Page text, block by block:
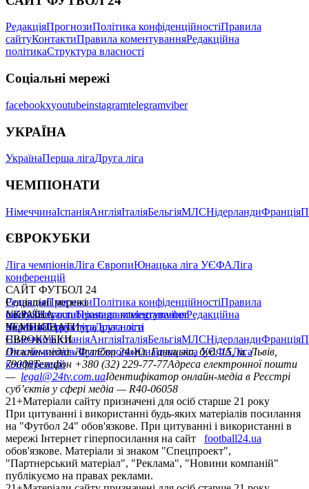
РедакціяПрогнозиПолітика конфіденційностіПравила
сайтуКонтактиПравила коментуванняРедакційна
політикаСтруктура власності
Соціальні мережі
facebookxyoutubeinstagramtelegramviber
УКРАЇНА
УкраїнаПерша лігаДруга ліга
ЧЕМПІОНАТИ
НімеччинаІспаніяАнгліяІталіяБельгіяМЛСНідерландиФранція
ЄВРОКУБКИ
Ліга чемпіонівЛіга ЄвропиЮнацька ліга УЄФАЛіга
конференцій
САЙТ ФУТБОЛ 24
РедакціяПрогнозиПолітика конфіденційностіПравила
сайтуКонтактиПравила коментуванняРедакційна
політикаСтруктура власності
Соціальні мережі
facebookxyoutubeinstagramtelegramviber
УКРАЇНА
УкраїнаПерша лігаДруга ліга
ЧЕМПІОНАТИ
НімеччинаІспаніяАнгліяІталіяБельгіяМЛСНідерландиФранція
ЄВРОКУБКИ
Ліга чемпіонівЛіга ЄвропиЮнацька ліга УЄФАЛіга
конференцій
Онлайн-медіа «Футбол 24»пл. Галицька, буд. 15, м. Львів,
79008Телефон +380 (32) 229-77-77Адреса електронної пошти
— legal@24tv.com.uaІдентифікатор онлайн-медіа в Реєстрі
суб’єктів у сфері медіа — R40-06058
21+Матеріали сайту призначені для осіб старше 21 року
При цитуванні і використанні будь-яких матеріалів посилання
на "Футбол 24" обов'язкове. При цитуванні і використанні в
мережі Інтернет гіперпосилання на сайт
football24.ua
обов'язкове. Матеріали зі знаком "Спецпроект",
"Партнерський матеріал", "Реклама", "Новини компаній"
публікуємо на правах реклами.